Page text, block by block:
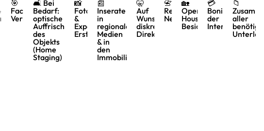
🎯
Fachmännische
Vermarktung
🛋️ Bei
Bedarf:
optische
Auffrischung
des
Objekts
(Home
Staging)
📸
Fotografie
&
Exposé-
Erstellung
📰
Inserate
in
regionalen
Medien
& in
den
Immobilienportalen
🤫
Auf
Wunsch
diskrete
Direktvermittlung
📇
Regionales
Netzwerk
🏡
Open-
House-
Besichtigungstermine
💳
Bonitätsprüfung
der
Interessenten
📁
aller